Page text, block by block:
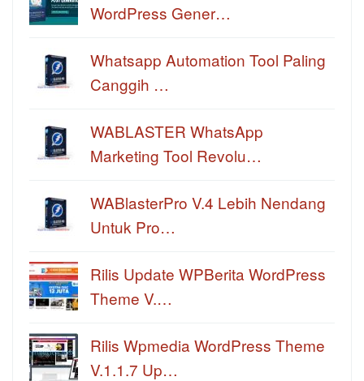
WordPress Gener…
Whatsapp Automation Tool Paling
Canggih …
WABLASTER WhatsApp
Marketing Tool Revolu…
WABlasterPro V.4 Lebih Nendang
Untuk Pro…
Rilis Update WPBerita WordPress
Theme V.…
Rilis Wpmedia WordPress Theme
V.1.1.7 Up…